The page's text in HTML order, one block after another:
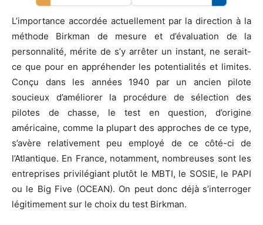
L’importance accordée actuellement par la direction à la
méthode Birkman de mesure et d’évaluation de la
personnalité, mérite de s’y arrêter un instant, ne serait-
ce que pour en appréhender les potentialités et limites.
Conçu dans les années 1940 par un ancien pilote
soucieux d’améliorer la procédure de sélection des
pilotes de chasse, le test en question, d’origine
américaine, comme la plupart des approches de ce type,
s’avère relativement peu employé de ce côté-ci de
l’Atlantique. En France, notamment, nombreuses sont les
entreprises privilégiant plutôt le MBTI, le SOSIE, le PAPI
ou le Big Five (OCEAN). On peut donc déjà s’interroger
légitimement sur le choix du test Birkman.